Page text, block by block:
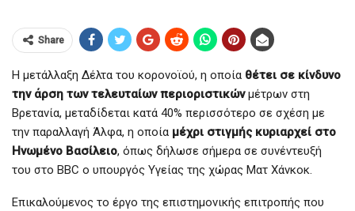
Share
Η μετάλλαξη Δέλτα του κορονοϊού, η οποία θέτει σε κίνδυνο
την άρση των τελευταίων περιοριστικώνμέτρων στη
Βρετανία, μεταδίδεται κατά 40% περισσότερο σε σχέση με
την παραλλαγή Άλφα, η οποία μέχρι στιγμής κυριαρχεί στο
Ηνωμένο Βασίλειο, όπως δήλωσε σήμερα σε συνέντευξή
του στο BBC ο υπουργός Υγείας της χώρας Ματ Χάνκοκ.
Επικαλούμενος το έργο της επιστημονικής επιτροπής που